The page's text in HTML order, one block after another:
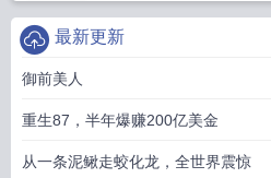
最新更新
御前美人
重生87，半年爆赚200亿美金
从一条泥鳅走蛟化龙，全世界震惊